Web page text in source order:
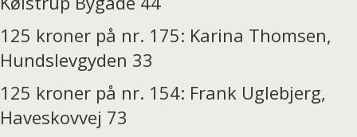
125 kroner på nr. 175: Karina Thomsen,
Hundslevgyden 33
125 kroner på nr. 154: Frank Uglebjerg,
Haveskovvej 73